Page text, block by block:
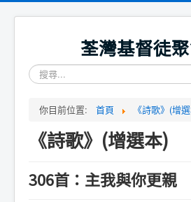
荃灣基督徒
搜
尋...
你目前位置:
首頁 《詩歌》(增
《詩歌》(增選本)
306首：主我與你更親